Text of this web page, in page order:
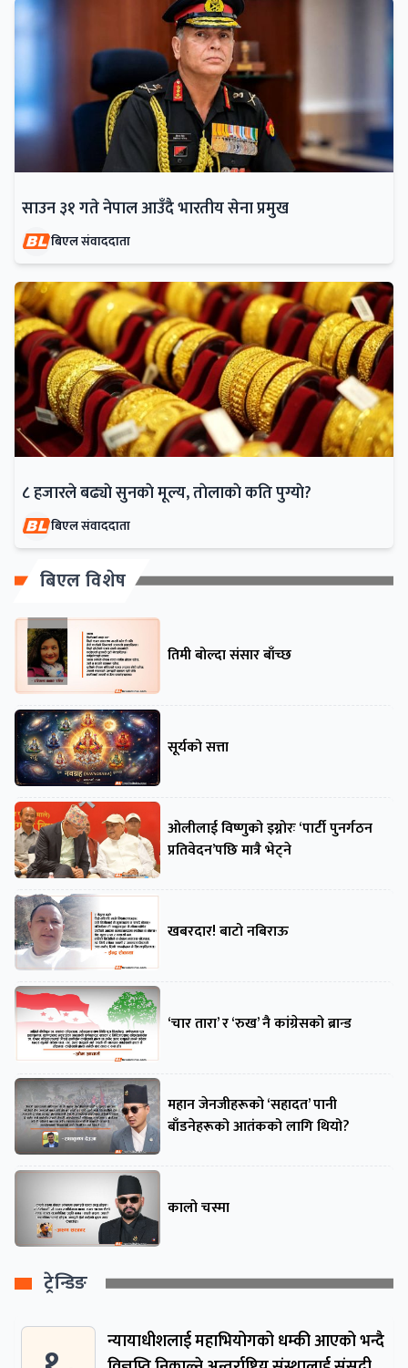
साउन ३१ गते नेपाल आउँदै भारतीय सेना प्रमुख
बिएल संवाददाता
८ हजारले बढ्याे सुनकाे मूल्य, ताेलाकाे कति पुग्याे?
बिएल संवाददाता
बिएल विशेष
तिमी बोल्दा संसार बाँच्छ
सूर्यको सत्ता
ओलीलाई विष्णुको इग्नोरः ‘पार्टी पुनर्गठन
प्रतिवेदन’पछि मात्रै भेट्ने
खबरदार! बाटो नबिराऊ
‘चार तारा’ र ‘रुख’ नै कांग्रेसको ब्रान्ड
महान जेनजीहरूको ‘सहादत’ पानी
बाँडनेहरूको आतंकको लागि थियो?
कालो चस्मा
ट्रेन्डिङ
न्यायाधीशलाई महाभियोगको धम्की आएको भन्दै